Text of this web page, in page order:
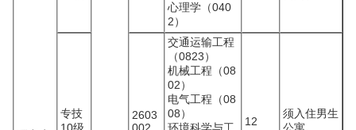
心理学（040
2）
专技
2603
交通运输工程
（0823）
机械工程（08
02）
电气工程（08
08）
12
须入住男生